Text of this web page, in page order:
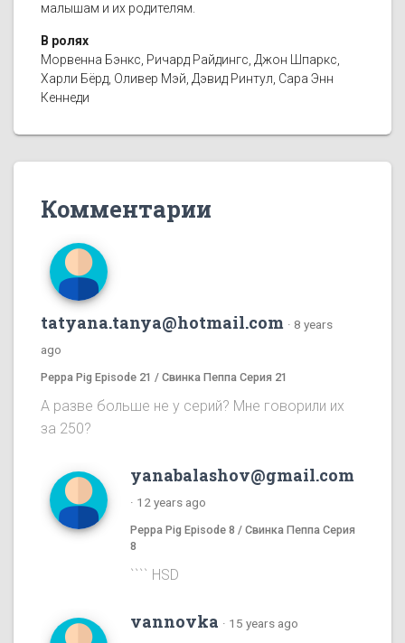
малышам и их родителям.
В ролях
Морвенна Бэнкс, Ричард Райдингс, Джон Шпаркс,
Харли Бёрд, Оливер Мэй, Дэвид Ринтул, Сара Энн
Кеннеди
Комментарии
tatyana.tanya@hotmail.com · 8 years
ago
Peppa Pig Episode 21 / Свинка Пеппа Серия 21
А разве больше не у серий? Мне говорили их
за 250?
yanabalashov@gmail.com
· 12 years ago
Peppa Pig Episode 8 / Свинка Пеппа Серия
8
```` HSD
vannovka · 15 years ago